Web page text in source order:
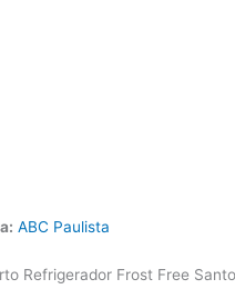
ABC Paulista
Refrigerador Frost Free